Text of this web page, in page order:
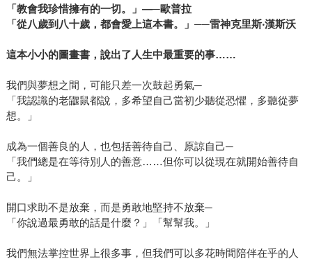
「教會我珍惜擁有的一切。」—─歐普拉
「從八歲到八十歲，都會愛上這本書。」──雷神克里斯‧漢斯沃
這本小小的圖畫書，說出了人生中最重要的事……
我們與夢想之間，可能只差一次鼓起勇氣─
「我認識的老鼴鼠都說，多希望自己當初少聽從恐懼，多聽從夢
想。」
成為一個善良的人，也包括善待自己、原諒自己─
「我們總是在等待別人的善意……但你可以從現在就開始善待自
己。」
開口求助不是放棄，而是勇敢地堅持不放棄─
「你說過最勇敢的話是什麼？」「幫幫我。」
我們無法掌控世界上很多事，但我們可以多花時間陪伴在乎的人